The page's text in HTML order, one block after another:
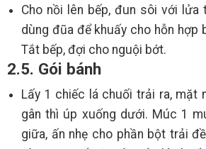
Cho nồi lên bếp, đun sôi với lửa
dùng đũa để khuấy cho hỗn hợp
Tắt bếp, đợi cho nguội bớt.
2.5. Gói bánh
Lấy 1 chiếc lá chuối trải ra, mặt
gân thì úp xuống dưới. Múc 1
giữa, ấn nhẹ cho phần bột trải